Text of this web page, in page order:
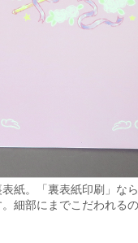
紙。「裏表紙印刷」な
細部にまでこだわれる